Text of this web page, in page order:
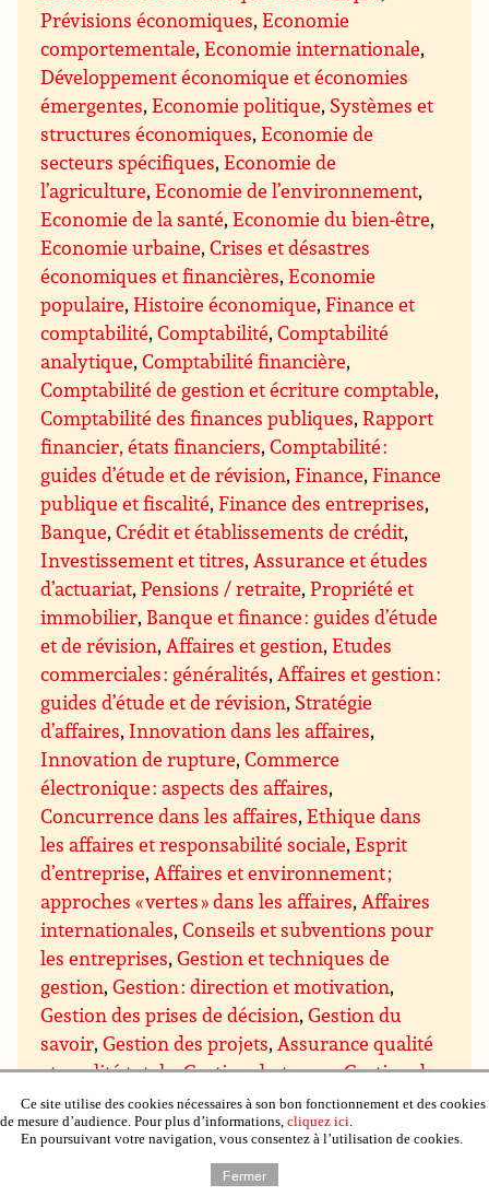
Prévisions économiques,Economie
comportementale,Economie internationale,
Développement économique et économies
émergentes,Economie politique, Systèmes et
structures économiques,Economie de
secteurs spécifiques,Economie de
l’agriculture,Economie de l’environnement,
Economie de la santé,Economie du bien-être,
Economie urbaine,Crises et désastres
économiques et financières,Economie
populaire,Histoire économique,Finance et
comptabilité,Comptabilité,Comptabilité
analytique,Comptabilité financière,
Comptabilité de gestion et écriture comptable,
Comptabilité des finances publiques,Rapport
financier, états financiers,Comptabilité :
guides d’étude et de révision,Finance,Finance
publique et fiscalité,Finance des entreprises,
Banque,Crédit et établissements de crédit,
Investissement et titres,Assurance et études
d’actuariat,Pensions / retraite,Propriété et
immobilier, Banque et finance : guides d’étude
et de révision,Affaires et gestion,Etudes
commerciales : généralités,Affaires et gestion :
guides d’étude et de révision, Stratégie
d’affaires, Innovation dans les affaires,
Innovation de rupture,Commerce
électronique : aspects des affaires,
Concurrence dans les affaires,Ethique dans
les affaires et responsabilité sociale,Esprit
d’entreprise,Affaires et environnement ;
approches « vertes » dans les affaires,Affaires
internationales,Conseils et subventions pour
les entreprises,Gestion et techniques de
gestion,Gestion : direction et motivation,
Gestion des prises de décision,Gestion du
savoir,Gestion des projets,Assurance qualité
et qualité totale,Gestion du temps,Gestion de
domaines particuliers,Gestion budgétaire et
financière,Gestion du personnel et des
ressources humaines,Gestion de l’immobilier,
de la propriété et du matériel
Ce site utilise des cookies nécessaires à son bon fonctionnement et des cookies
de mesure d’audience. Pour plus d’informations, cliquez ici.
En poursuivant votre navigation, vous consentez à l’utilisation de cookies.
Fermer